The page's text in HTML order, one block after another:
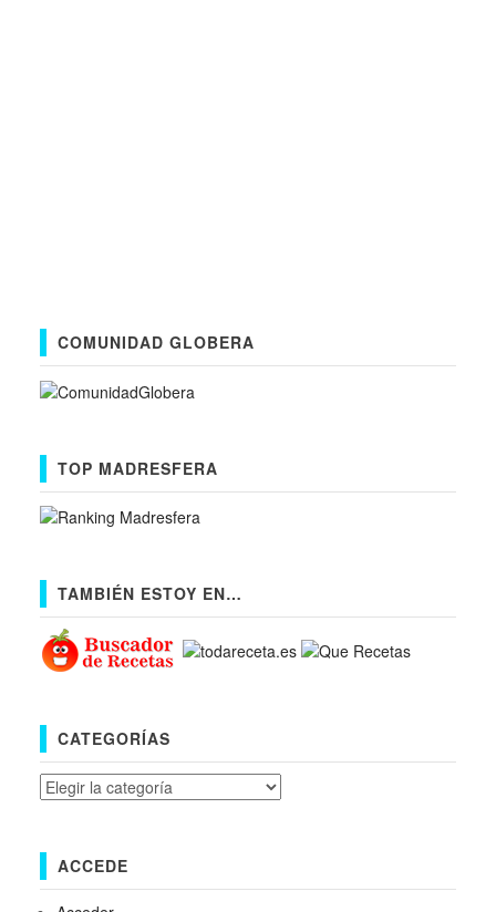
COMUNIDAD GLOBERA
TOP MADRESFERA
TAMBIÉN ESTOY EN…
CATEGORÍAS
Categorías
ACCEDE